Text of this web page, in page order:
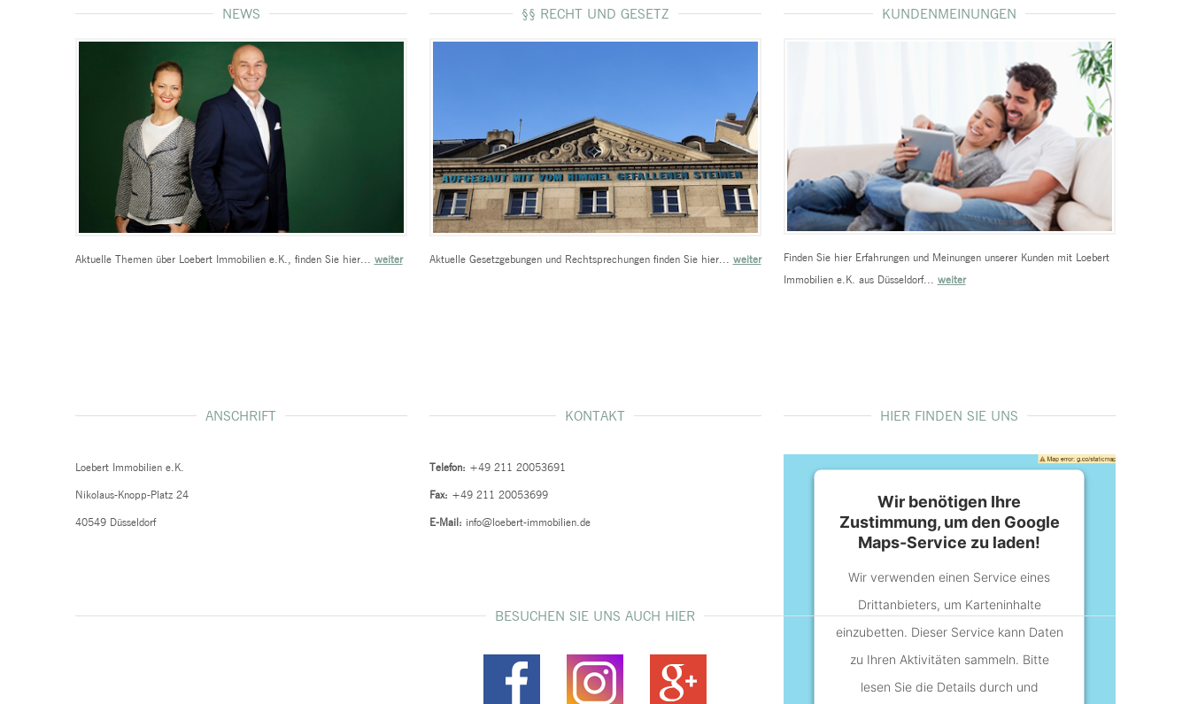
NEWS
Aktuelle Themen über Loebert Immobilien e.K., finden Sie hier... weiter
§§ RECHT UND GESETZ
Aktuelle Gesetzgebungen und Rechtsprechungen finden Sie hier... weiter
KUNDENMEINUNGEN
Finden Sie hier Erfahrungen und Meinungen unserer Kunden mit Loebert
Immobilien e.K. aus Düsseldorf... weiter
ANSCHRIFT
Loebert Immobilien e.K.
Nikolaus-Knopp-Platz 24
40549 Düsseldorf
KONTAKT
Telefon: +49 211 20053691
Fax: +49 211 20053699
E-Mail: info@loebert-immobilien.de
HIER FINDEN SIE UNS
Wir benötigen Ihre
Zustimmung, um den Google
Maps-Service zu laden!
Wir verwenden einen Service eines
Drittanbieters, um Karteninhalte
einzubetten. Dieser Service kann Daten
zu Ihren Aktivitäten sammeln. Bitte
lesen Sie die Details durch und
BESUCHEN SIE UNS AUCH HIER